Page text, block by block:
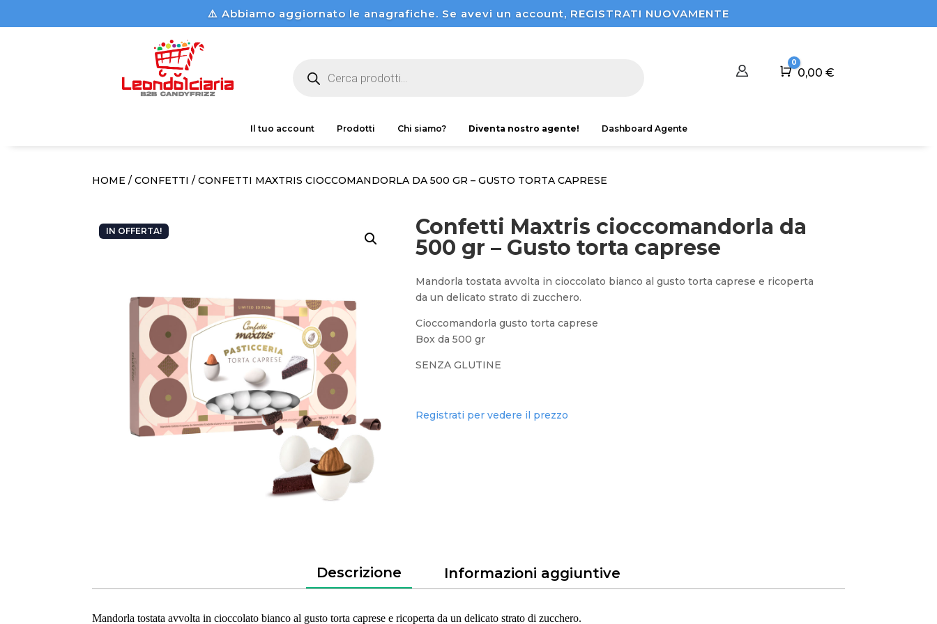
⚠️ Abbiamo aggiornato le anagrafiche. Se avevi un account, REGISTRATI NUOVAMENTE
search Carrello
0
0,00 €
Il tuo account Prodotti Chi siamo? Diventa nostro agente! Dashboard Agente
HOME / CONFETTI / CONFETTI MAXTRIS CIOCCOMANDORLA DA 500 GR – GUSTO TORTA CAPRESE
IN OFFERTA!
Confetti Maxtris cioccomandorla da
500 gr – Gusto torta caprese
Mandorla tostata avvolta in cioccolato bianco al gusto torta caprese e ricoperta
da un delicato strato di zucchero.
Cioccomandorla gusto torta caprese
Box da 500 gr
SENZA GLUTINE
Registrati per vedere il prezzo
Descrizione Informazioni aggiuntive
Mandorla tostata avvolta in cioccolato bianco al gusto torta caprese e ricoperta da un delicato strato di zucchero.